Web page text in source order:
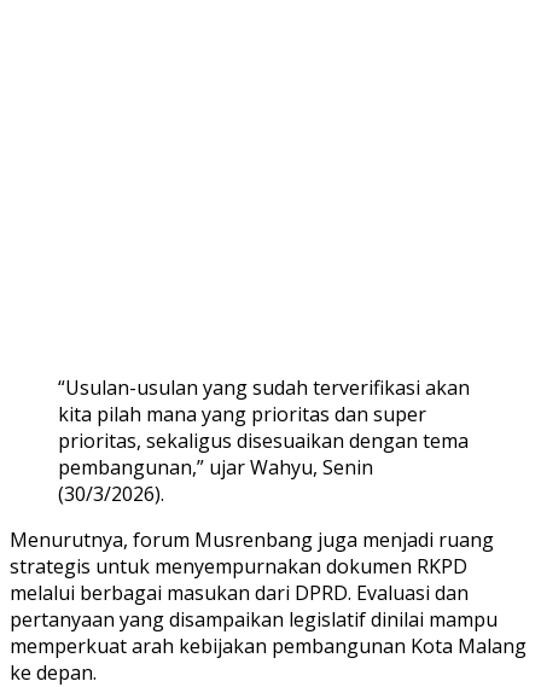
“Usulan-usulan yang sudah terverifikasi akan
kita pilah mana yang prioritas dan super
prioritas, sekaligus disesuaikan dengan tema
pembangunan,” ujar Wahyu, Senin
(30/3/2026).
Menurutnya, forum Musrenbang juga menjadi ruang
strategis untuk menyempurnakan dokumen RKPD
melalui berbagai masukan dari DPRD. Evaluasi dan
pertanyaan yang disampaikan legislatif dinilai mampu
memperkuat arah kebijakan pembangunan Kota Malang
ke depan.